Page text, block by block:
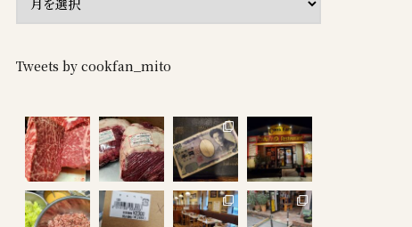
Tweets by cookfan_mito